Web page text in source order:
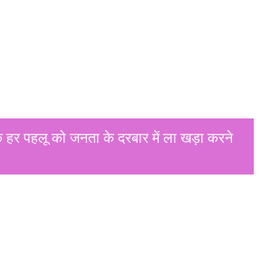
हर पहलू को जनता के दरबार में ला खड़ा करने